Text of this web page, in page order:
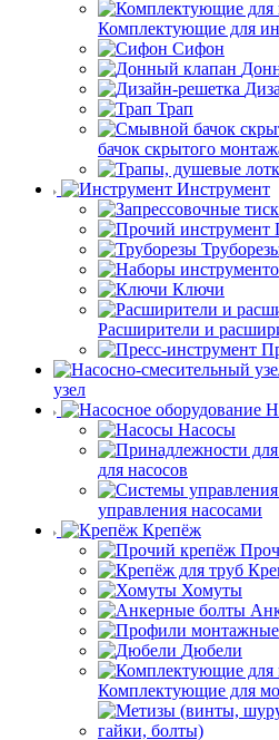
Комплектующие для
Сифон
Трап
бачок скрытого
Инструмент
Ключи
Расширители и
узел
Насосы
для насосов
управления насосами
Крепёж
Хомуты
Дюбели
Комплектующие для